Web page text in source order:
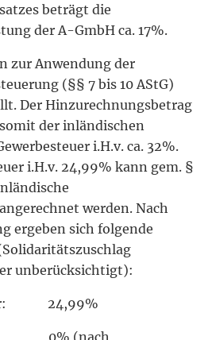
beträgt die
der A-GmbH ca. 17%.
zur Anwendung der
(§§ 7 bis 10 AStG)
Der Hinzurechnungsbetrag
der inländischen
i.H.v. ca. 32%.
i.H.v. 24,99% kann gem. §
werden. Nach
ergeben sich folgende
unberücksichtigt):
24,99%
0% (nach